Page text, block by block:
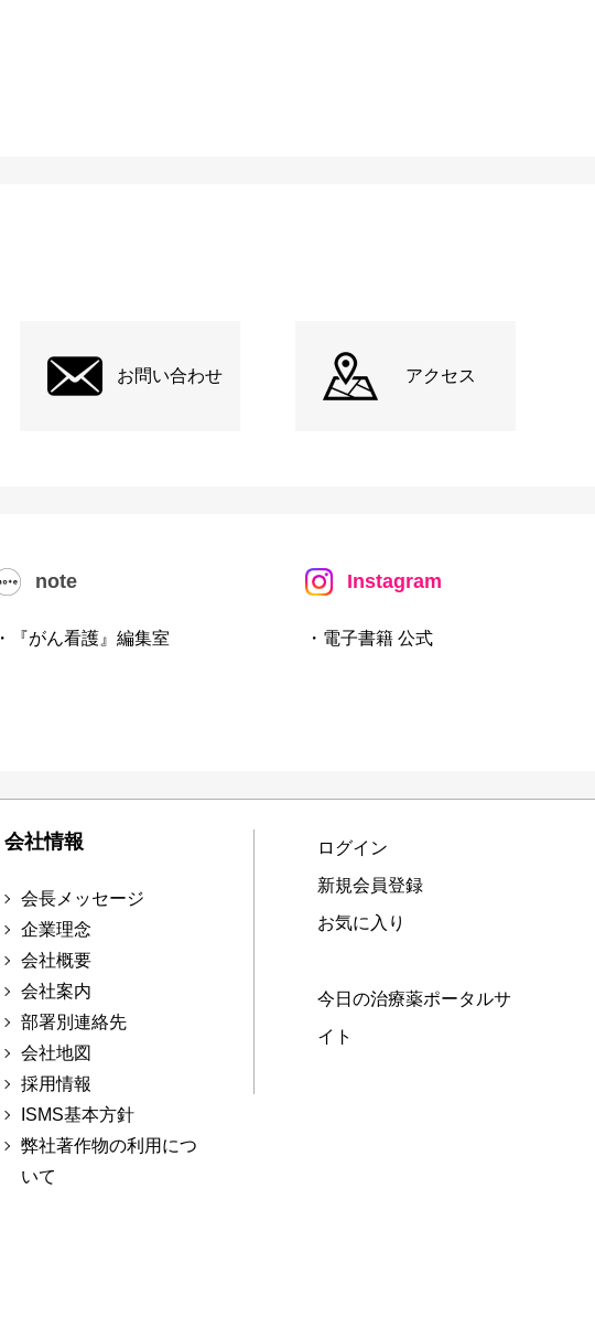
お問い合わせ アクセス
note
・『がん看護』編集室
Instagram
・電子書籍 公式
会社情報
会長メッセージ
企業理念
会社概要
会社案内
部署別連絡先
会社地図
採用情報
ISMS基本方針
弊社著作物の利用につ
いて
ログイン
新規会員登録
お気に入り
今日の治療薬ポータルサ
イト